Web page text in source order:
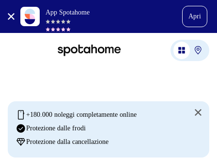
App Spotahome
Apri
mobile +180.000 noleggi completamente online
check_circleProtezione dalle frodi
diamondProtezione dalla cancellazione